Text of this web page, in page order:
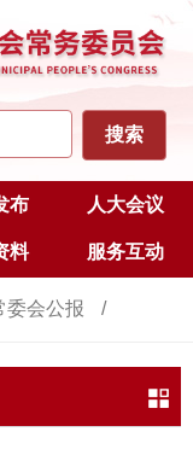
布 人大会议
料 服务互动
委会公报